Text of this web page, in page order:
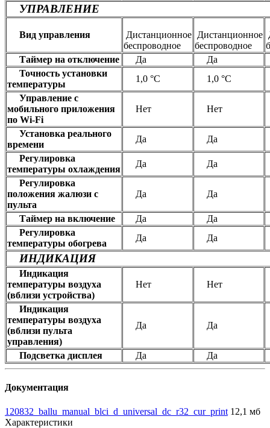
УПРАВЛЕНИЕ
Вид управления
Дистанционное
беспроводное
Дистанционное
беспроводное
Таймер на отключение
Да Да
Точность установки
температуры
1,0 °С 1,0 °С
Управление c
мобильного приложения
по Wi-Fi
Нет Нет
Установка реального
времени
Да Да
Регулировка
температуры охлаждения
Да Да
Регулировка
положения жалюзи с
пульта
Да Да
Таймер на включение Да Да
Регулировка
температуры обогрева
Да Да
ИНДИКАЦИЯ
Индикация
температуры воздуха
(вблизи устройства)
Нет Нет
Индикация
температуры воздуха
(вблизи пульта
управления)
Да Да
Подсветка дисплея Да Да
Документация
120832_ballu_manual_blci_d_universal_dc_r32_cur_print 12,1 мб
Характеристики